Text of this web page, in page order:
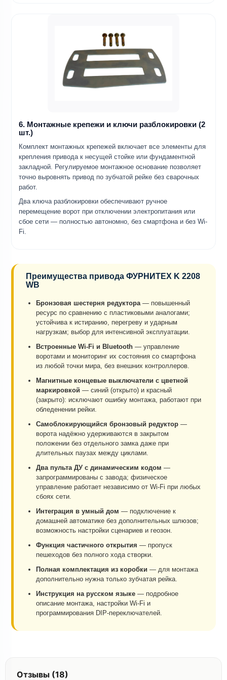
6. Монтажные крепежи и ключи разблокировки (2
шт.)
Комплект монтажных крепежей включает все элементы для
крепления привода к несущей стойке или фундаментной
закладной. Регулируемое монтажное основание позволяет
точно выровнять привод по зубчатой рейке без сварочных
работ.
Два ключа разблокировки обеспечивают ручное
перемещение ворот при отключении электропитания или
сбое сети — полностью автономно, без смартфона и без Wi-
Fi.
Преимущества привода ФУРНИТЕХ K 2208
WB
Бронзовая шестерня редуктора — повышенный
ресурс по сравнению с пластиковыми аналогами;
устойчива к истиранию, перегреву и ударным
нагрузкам; выбор для интенсивной эксплуатации.
Встроенные Wi-Fi и Bluetooth — управление
воротами и мониторинг их состояния со смартфона
из любой точки мира, без внешних контроллеров.
Магнитные концевые выключатели с цветной
маркировкой — синий (открыто) и красный
(закрыто): исключают ошибку монтажа, работают при
обледенении рейки.
Самоблокирующийся бронзовый редуктор —
ворота надёжно удерживаются в закрытом
положении без отдельного замка даже при
длительных паузах между циклами.
Два пульта ДУ с динамическим кодом —
запрограммированы с завода; физическое
управление работает независимо от Wi-Fi при любых
сбоях сети.
Интеграция в умный дом — подключение к
домашней автоматике без дополнительных шлюзов;
возможность настройки сценариев и геозон.
Функция частичного открытия — пропуск
пешеходов без полного хода створки.
Полная комплектация из коробки — для монтажа
дополнительно нужна только зубчатая рейка.
Инструкция на русском языке — подробное
описание монтажа, настройки Wi-Fi и
программирования DIP-переключателей.
Отзывы (18)